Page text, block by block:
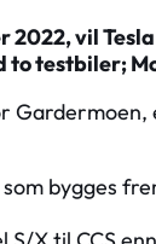
2022, vil
testbiler;
bygges